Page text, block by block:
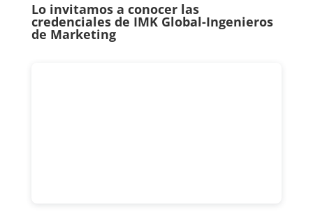
Lo invitamos a conocer las
credenciales de IMK Global-Ingenieros
de Marketing